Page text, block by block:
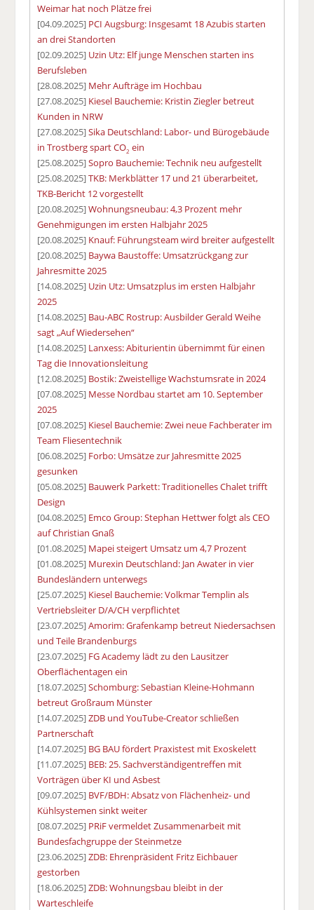
Weimar hat noch Plätze frei
[04.09.2025] PCI Augsburg: Insgesamt 18 Azubis starten
an drei Standorten
[02.09.2025] Uzin Utz: Elf junge Menschen starten ins
Berufsleben
[28.08.2025] Mehr Aufträge im Hochbau
[27.08.2025] Kiesel Bauchemie: Kristin Ziegler betreut
Kunden in NRW
[27.08.2025]Sika Deutschland: Labor- und Bürogebäude
in Trostberg spart CO2 ein
[25.08.2025]Sopro Bauchemie: Technik neu aufgestellt
[25.08.2025]TKB: Merkblätter 17 und 21 überarbeitet,
TKB-Bericht 12 vorgestellt
[20.08.2025]Wohnungsneubau: 4,3 Prozent mehr
Genehmigungen im ersten Halbjahr 2025
[20.08.2025] Knauf: Führungsteam wird breiter aufgestellt
[20.08.2025] Baywa Baustoffe: Umsatzrückgang zur
Jahresmitte 2025
[14.08.2025] Uzin Utz: Umsatzplus im ersten Halbjahr
2025
[14.08.2025] Bau-ABC Rostrup: Ausbilder Gerald Weihe
sagt „Auf Wiedersehen“
[14.08.2025] Lanxess: Abiturientin übernimmt für einen
Tag die Innovationsleitung
[12.08.2025] Bostik: Zweistellige Wachstumsrate in 2024
[07.08.2025] Messe Nordbau startet am 10. September
2025
[07.08.2025] Kiesel Bauchemie: Zwei neue Fachberater im
Team Fliesentechnik
[06.08.2025] Forbo: Umsätze zur Jahresmitte 2025
gesunken
[05.08.2025] Bauwerk Parkett: Traditionelles Chalet trifft
Design
[04.08.2025] Emco Group: Stephan Hettwer folgt als CEO
auf Christian Gnaß
[01.08.2025] Mapei steigert Umsatz um 4,7 Prozent
[01.08.2025] Murexin Deutschland: Jan Awater in vier
Bundesländern unterwegs
[25.07.2025] Kiesel Bauchemie: Volkmar Templin als
Vertriebsleiter D/A/CH verpflichtet
[23.07.2025]Amorim: Grafenkamp betreut Niedersachsen
und Teile Brandenburgs
[23.07.2025] FG Academy lädt zu den Lausitzer
Oberflächentagen ein
[18.07.2025]Schomburg: Sebastian Kleine-Hohmann
betreut Großraum Münster
[14.07.2025]ZDB und YouTube-Creator schließen
Partnerschaft
[14.07.2025] BG BAU fördert Praxistest mit Exoskelett
[11.07.2025] BEB: 25. Sachverständigentreffen mit
Vorträgen über KI und Asbest
[09.07.2025] BVF/BDH: Absatz von Flächenheiz- und
Kühlsystemen sinkt weiter
[08.07.2025] PRiF vermeldet Zusammenarbeit mit
Bundesfachgruppe der Steinmetze
[23.06.2025]ZDB: Ehrenpräsident Fritz Eichbauer
gestorben
[18.06.2025]ZDB: Wohnungsbau bleibt in der
Warteschleife